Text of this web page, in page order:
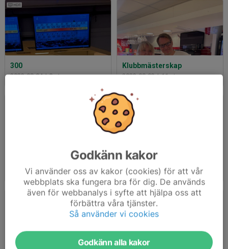
300
2023-08-04 | 3 st
Klubbmästerskap
2023-08-03 | 11 st
2023-07-23 | 4 st
Old Bowling
2023-07-19 | 37 st
Godkänn kakor
Vi använder oss av kakor (cookies) för att vår
webbplats ska fungera bra för dig. De används
även för webbanalys i syfte att hjälpa oss att
förbättra våra tjänster.
Så använder vi cookies
Godkänn alla kakor